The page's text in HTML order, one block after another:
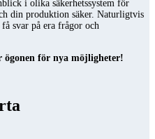
i olika säkerhetssystem för
din produktion säker. Naturligtvis
svar på era frågor och
för nya möjligheter!